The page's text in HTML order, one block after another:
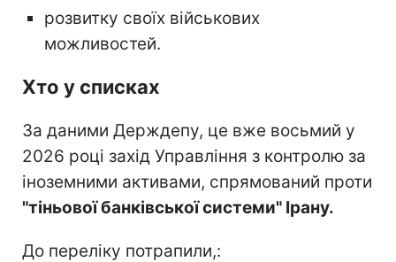
розвитку своїх військових
можливостей.
Хто у списках
За даними Держдепу, це вже восьмий у
2026 році захід Управління з контролю за
іноземними активами, спрямований проти
"тіньової банківської системи" Ірану.
До переліку потрапили,: